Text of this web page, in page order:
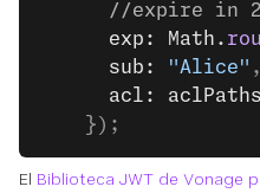
//expire in
      exp: Math.
      sub:
"Alice" ,
      acl: aclPaths
    });
El Biblioteca JWT de Vonage